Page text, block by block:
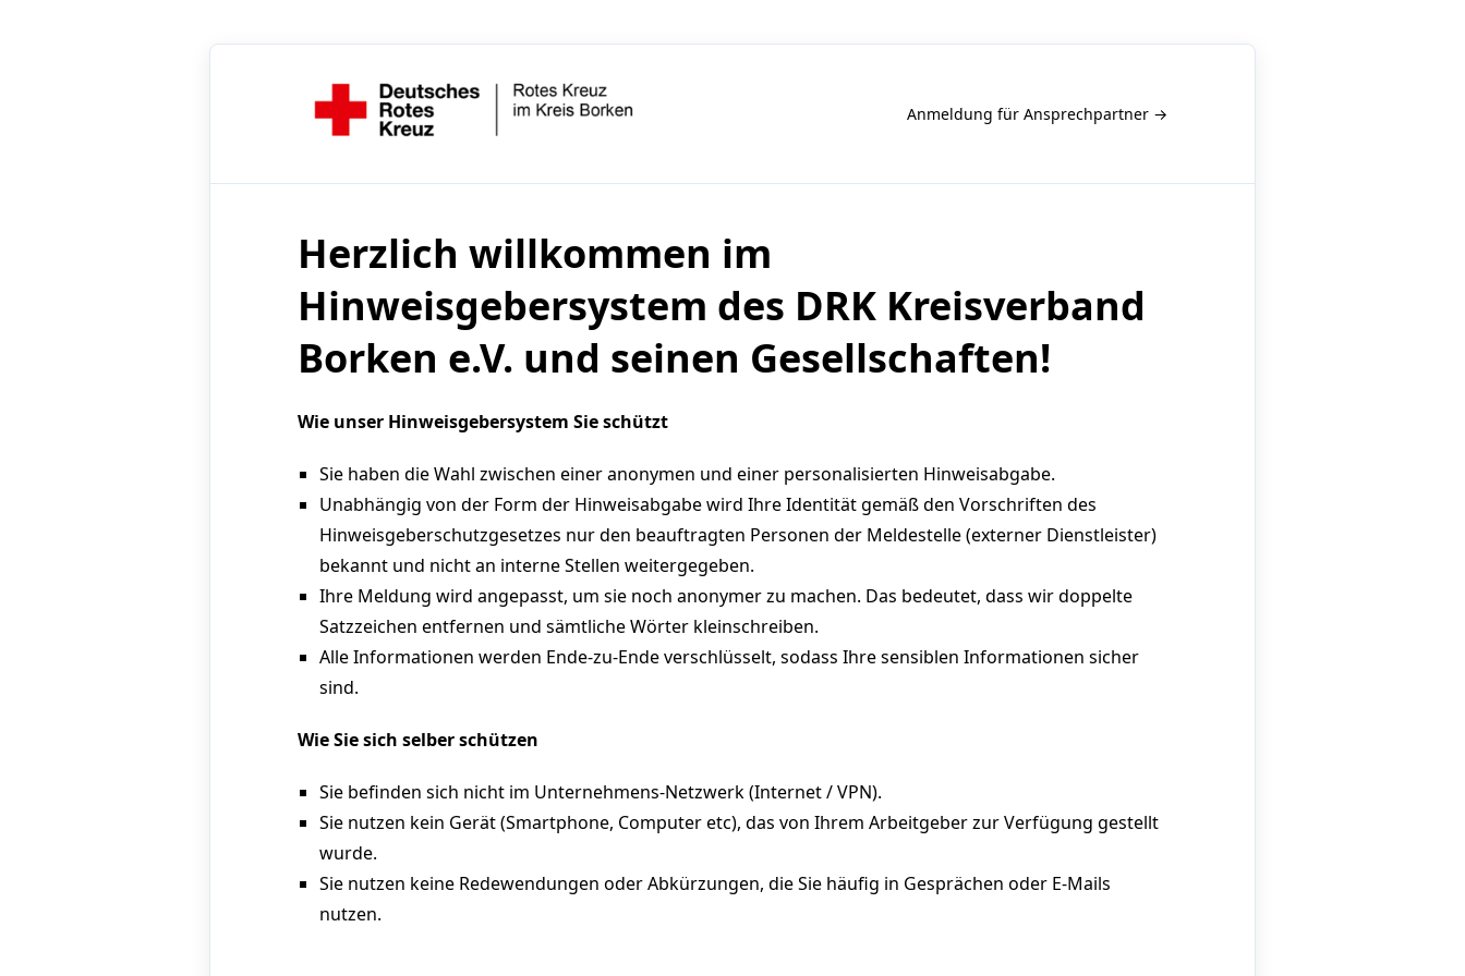
Anmeldung für Ansprechpartner →
Herzlich willkommen im
Hinweisgebersystem des DRK Kreisverband
Borken e.V. und seinen Gesellschaften!
Wie unser Hinweisgebersystem Sie schützt
Sie haben die Wahl zwischen einer anonymen und einer personalisierten Hinweisabgabe.
Unabhängig von der Form der Hinweisabgabe wird Ihre Identität gemäß den Vorschriften des
Hinweisgeberschutzgesetzes nur den beauftragten Personen der Meldestelle (externer Dienstleister)
bekannt und nicht an interne Stellen weitergegeben.
Ihre Meldung wird angepasst, um sie noch anonymer zu machen. Das bedeutet, dass wir doppelte
Satzzeichen entfernen und sämtliche Wörter kleinschreiben.
Alle Informationen werden Ende-zu-Ende verschlüsselt, sodass Ihre sensiblen Informationen sicher
sind.
Wie Sie sich selber schützen
Sie befinden sich nicht im Unternehmens-Netzwerk (Internet / VPN).
Sie nutzen kein Gerät (Smartphone, Computer etc), das von Ihrem Arbeitgeber zur Verfügung gestellt
wurde.
Sie nutzen keine Redewendungen oder Abkürzungen, die Sie häufig in Gesprächen oder E-Mails
nutzen.